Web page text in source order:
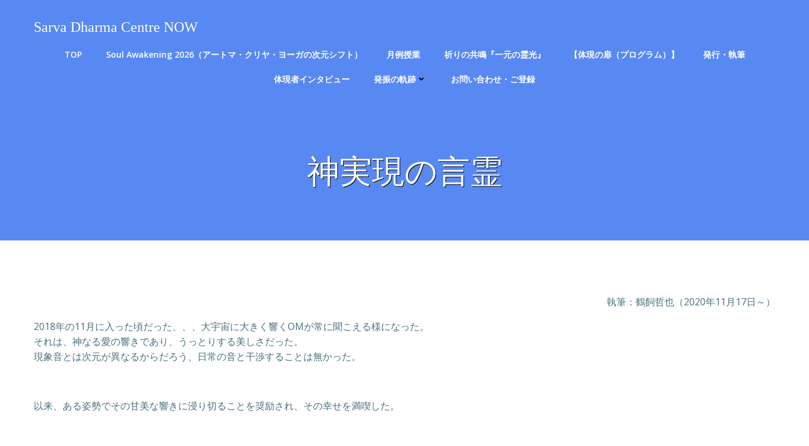
Sarva Dharma Centre NOW
TOP Soul Awakening 2026（アートマ・クリヤ・ヨーガの次元シフト） 月例授業 祈りの共鳴『一元の霊光』 【体現の扉（プログラム）】 発行・執筆
体現者インタビュー 発振の軌跡 お問い合わせ・ご登録
神実現の言霊
執筆：鶴飼哲也（2020年11月17日～）
2018年の11月に入った頃だった、、、大宇宙に大きく響くOMが常に聞こえる様になった。
それは、神なる愛の響きであり、うっとりする美しさだった。
現象音とは次元が異なるからだろう、日常の音と干渉することは無かった。
以来、ある姿勢でその甘美な響きに浸り切ることを奨励され、その幸せを満喫した。